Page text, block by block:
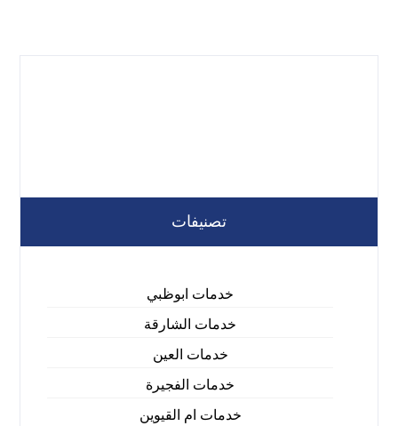
تصنيفات
خدمات ابوظبي
خدمات الشارقة
خدمات العين
خدمات الفجيرة
خدمات ام القيوين